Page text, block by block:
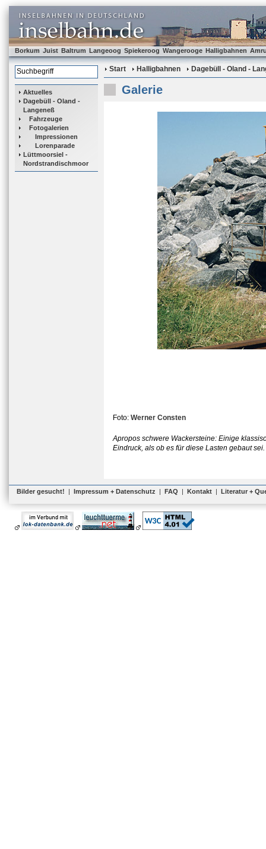
Borkum Juist Baltrum Langeoog Spiekeroog Wangerooge Halligbahnen
Aktuelles
Dagebüll - Oland -
Langeneß
Fahrzeuge
Fotogalerien
Impressionen
Lorenparade
Lüttmoorsiel -
Nordstrandischmoor
Start Halligbahnen Dagebüll - Oland -
Galerie
Foto: Werner Consten
Apropos schwere Wackersteine: Einige
Eindruck, als ob es für diese Lasten gebaut sei.
Bilder gesucht! | Impressum + Datenschutz | FAQ | Kontakt | Literatur +